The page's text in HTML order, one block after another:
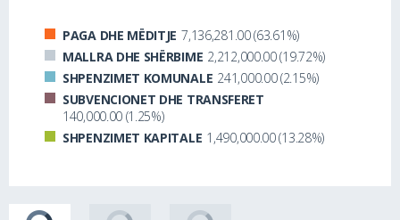
PAGA DHE MËDITJE 7,136,281.00 (63.61%)
MALLRA DHE SHËRBIME 2,212,000.00 (19.72%)
SHPENZIMET KOMUNALE 241,000.00 (2.15%)
SUBVENCIONET DHE TRANSFERET
140,000.00 (1.25%)
SHPENZIMET KAPITALE 1,490,000.00 (13.28%)